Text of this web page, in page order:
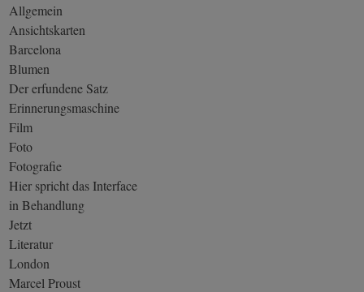
Allgemein
Ansichtskarten
Barcelona
Blumen
Der erfundene Satz
Erinnerungsmaschine
Film
Foto
Fotografie
Hier spricht das Interface
in Behandlung
Jetzt
Literatur
London
Marcel Proust